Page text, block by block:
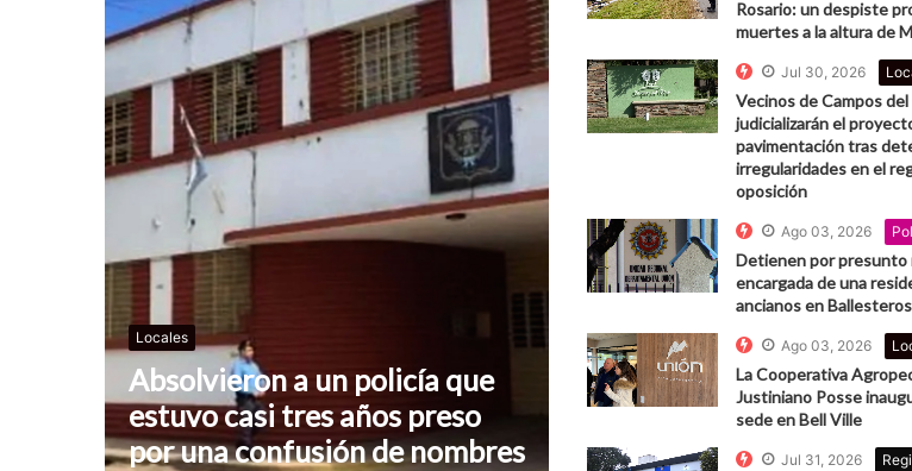
Locales
Absolvieron a un policía que
estuvo casi tres años preso
por una confusión de nombres
Rosario: un despiste
muertes a la altura de
Jul 30, 2026
Vecinos de Campos
judicializarán el
pavimentación tras
irregularidades en el
oposición
Ago 03, 2026
Detienen por presunto
encargada de una
ancianos en Ballesteros
Ago 03, 2026
La Cooperativa
Justiniano Posse
sede en Bell Ville
Jul 31, 2026